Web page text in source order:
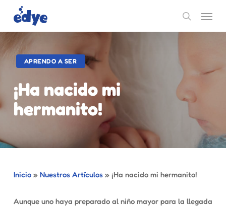
main
content
search
Menu
APRENDO A SER
¡Ha nacido mi
hermanito!
Inicio» Nuestros Artículos» ¡Ha nacido mi hermanito!
Aunque uno haya preparado al niño mayor para la llegada